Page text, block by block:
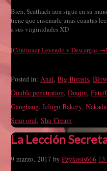
Bien, Scathach aun sigue en su
tiene que enseñarle unas cuantas
a sus virginidades XD
[Continuar Leyendo y Descargas →]
Posted in:Anal,Big Breasts,
Double penetration,Doujin,Fate/
Gangbang,Ichigo Bakery,
Sexo oral,Shu Cream
La Lección
9 marzo, 2017 byPzykosis666